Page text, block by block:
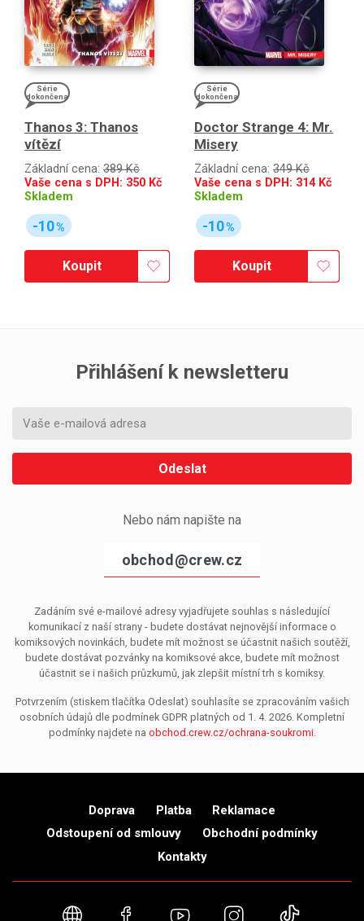
Série
dokončena
Thanos 3: Thanos
vítězí
Základní cena: 389 Kč
Vaše cena s DPH: 350 Kč
Skladem
-10%
Koupit
Série
dokončena
Doctor Strange 4: Mr.
Misery
Základní cena: 349 Kč
Vaše cena s DPH: 314Kč
Skladem
-10%
Koupit
Přihlášení k newsletteru
Odeslat
Nebo nám napište na
obchod@crew.cz
Zadáním své e-mailové adresy vyjadřujete souhlas s následující
komunikací z naší strany - budete dostávat nejnovější informace o
komiksových novinkách, budete mít možnost se účastnit našich soutěží,
budete dostávat pozvánky na komiksové akce, budete mít možnost
účastnit se i našich průzkumů, jak zlepšit místní trh s komiksy.
Potvrzením (stiskem tlačítka Odeslat) souhlasíte se zpracováním vašich
osobních údajů dle podmínek GDPR platných od 1. 4. 2026. Kompletní
podmínky najdete na obchod.crew.cz/ochrana-soukromi.
Doprava Platba
Reklamace
Odstoupení od smlouvy
Obchodní podmínky
Kontakty